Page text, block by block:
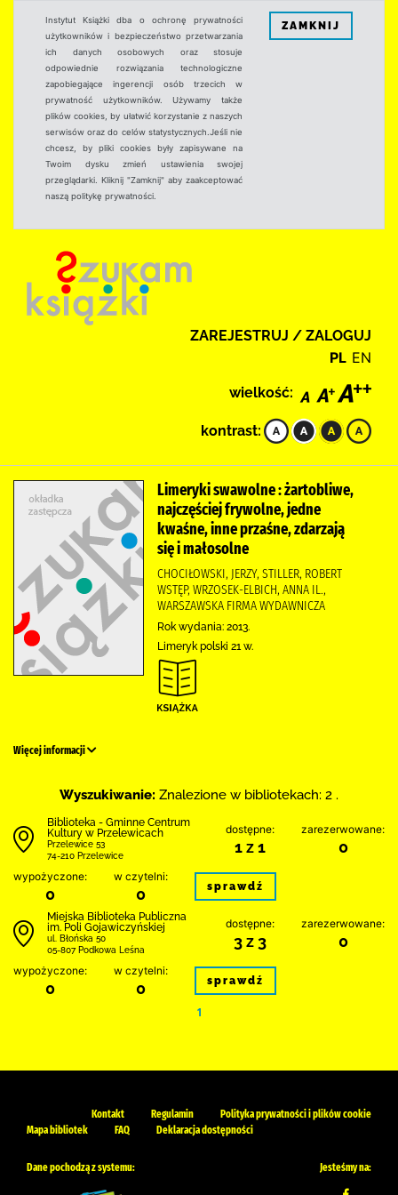
Instytut Książki dba o ochronę prywatności
użytkowników i bezpieczeństwo przetwarzania
ich danych osobowych oraz stosuje
odpowiednie rozwiązania technologiczne
zapobiegające ingerencji osób trzecich w
prywatność użytkowników. Używamy także
plików cookies, by ułatwić korzystanie z naszych
serwisów oraz do celów statystycznych.Jeśli nie
chcesz, by pliki cookies były zapisywane na
Twoim dysku zmień ustawienia swojej
przeglądarki. Kliknij "Zamknij" aby zaakceptować
naszą politykę prywatności.
ZAMKNIJ
ZAREJESTRUJ / ZALOGUJ
PL EN
wielkość:
kontrast:
Limeryki swawolne : żartobliwe,
najczęściej frywolne, jedne
kwaśne, inne przaśne, zdarzają
się i małosolne
CHOCIŁOWSKI, JERZY, STILLER, ROBERT
WSTĘP, WRZOSEK-ELBICH, ANNA IL.,
WARSZAWSKA FIRMA WYDAWNICZA
Rok wydania: 2013.
Limeryk polski 21 w.
Więcej informacji
Wyszukiwanie: Znalezione w bibliotekach: 2 .
Biblioteka - Gminne Centrum
Kultury w Przelewicach
Przelewice 53
74-210 Przelewice
dostępne:
1 z 1
zarezerwowane:
0
wypożyczone:
0
w czytelni:
0 sprawdź
Miejska Biblioteka Publiczna
im. Poli Gojawiczyńskiej
ul. Błońska 50
05-807 Podkowa Leśna
dostępne:
3 z 3
zarezerwowane:
0
wypożyczone:
0
w czytelni:
0 sprawdź
1
Kontakt Regulamin
Polityka prywatności i plików cookie
Mapa bibliotek
FAQ Deklaracja dostępności
Dane pochodzą z systemu: Jesteśmy na: